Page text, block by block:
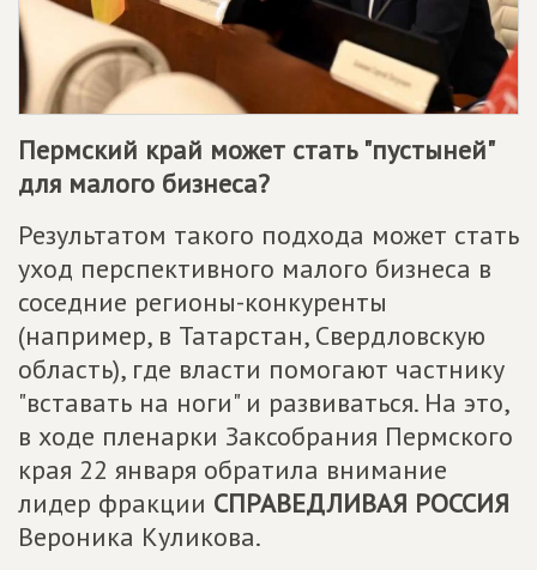
Пермский край может стать "пустыней"
для малого бизнеса?
Результатом такого подхода может стать
уход перспективного малого бизнеса в
соседние регионы-конкуренты
(например, в Татарстан, Свердловскую
область), где власти помогают частнику
"вставать на ноги" и развиваться. На это,
в ходе пленарки Заксобрания Пермского
края 22 января обратила внимание
лидер фракции СПРАВЕДЛИВАЯ РОССИЯ
Вероника Куликова.